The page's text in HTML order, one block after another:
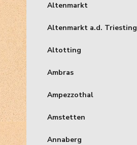
Altenmarkt
Altenmarkt a.d. Triesting
Altotting
Ambras
Ampezzothal
Amstetten
Annaberg